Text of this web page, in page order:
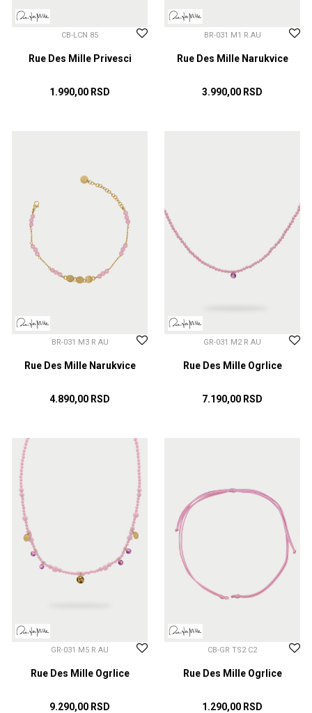
CB-LCN 85
Rue Des Mille Privesci
1.990,00 RSD
BR-031 M1 R AU
Rue Des Mille Narukvice
3.990,00 RSD
BR-031 M3 R AU
Rue Des Mille Narukvice
4.890,00 RSD
DODAJ U KORPU
GR-031 M2 R AU
Rue Des Mille Ogrlice
7.190,00 RSD
GR-031 M5 R AU
Rue Des Mille Ogrlice
9.290,00 RSD
CB-GR TS2 C2
Rue Des Mille Ogrlice
1.290,00 RSD